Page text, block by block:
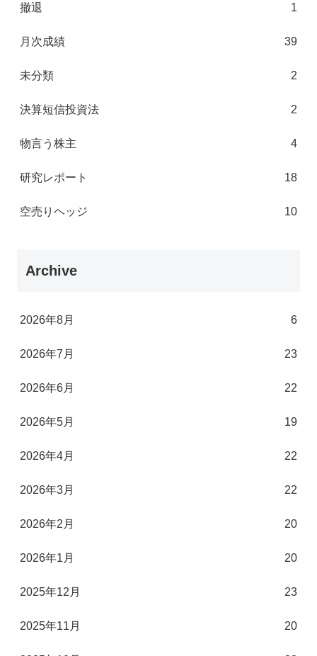
撤退 1
月次成績 39
未分類 2
決算短信投資法 2
物言う株主 4
研究レポート 18
空売りヘッジ 10
Archive
2026年8月 6
2026年7月 23
2026年6月 22
2026年5月 19
2026年4月 22
2026年3月 22
2026年2月 20
2026年1月 20
2025年12月 23
2025年11月 20